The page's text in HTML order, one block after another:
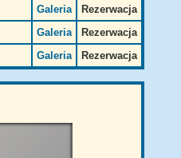
Galeria
Rezerwacja
Galeria
Rezerwacja
Galeria Rezerwacja